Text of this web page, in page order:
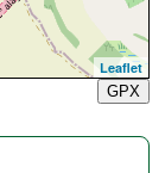
Leaflet
GPX